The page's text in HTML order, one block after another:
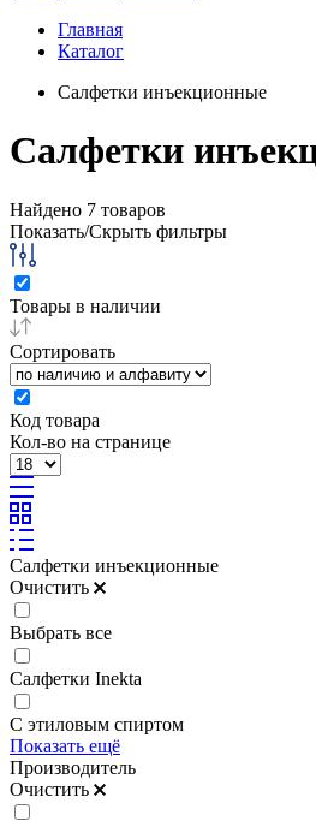
Главная
Каталог
Салфетки инъекционные
Салфетки
Найдено 7 товаров
Показать/Скрыть фильтры
Товары в наличии
Сортировать
Код товара
Кол-во на странице
Салфетки инъекционные
Очистить
Выбрать все
Салфетки Inekta
С этиловым спиртом
Показать ещё
Производитель
Очистить